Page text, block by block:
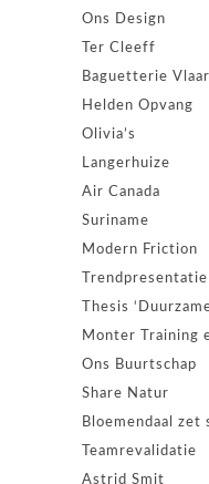
Ons Design
Ter Cleeff
Baguetterie Vlaar
Helden Opvang
Olivia’s
Langerhuize
Air Canada
Suriname
Modern Friction
Trendpresentatie
Thesis
Monter Training
Ons Buurtschap
Share Natur
Bloemendaal zet
Teamrevalidatie
Astrid Smit